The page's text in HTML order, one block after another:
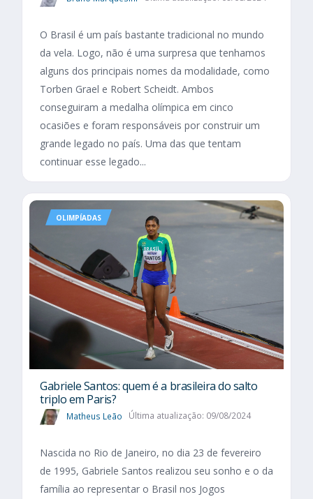
O Brasil é um país bastante tradicional no mundo
da vela. Logo, não é uma surpresa que tenhamos
alguns dos principais nomes da modalidade, como
Torben Grael e Robert Scheidt. Ambos
conseguiram a medalha olímpica em cinco
ocasiões e foram responsáveis por construir um
grande legado no país. Uma das que tentam
continuar esse legado...
OLIMPÍADAS
Gabriele Santos: quem é a brasileira do salto
triplo em Paris?
Matheus Leão Última atualização: 09/08/2024
Nascida no Rio de Janeiro, no dia 23 de fevereiro
de 1995, Gabriele Santos realizou seu sonho e o da
família ao representar o Brasil nos Jogos